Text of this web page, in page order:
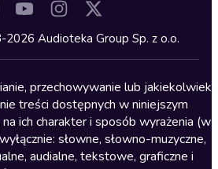
Audioteka Group Sp. z o.o.
przechowywanie lub jakiekolwiek
treści dostępnych w niniejszym
ich charakter i sposób wyrażenia (w
słowne, słowno-muzyczne,
audialne, tekstowe, graficzne i